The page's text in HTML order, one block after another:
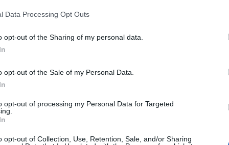
Data Processing Opt Outs
opt-out of the Sharing of my personal data.
opt-out of the Sale of my Personal Data.
opt-out of processing my Personal Data for Targeted
opt-out of Collection, Use, Retention, Sale, and/or Sharing
tudja, az utóbbi egy héten rendkívül nagy teher hárult a
gyanús személytől. Volt olyan egység, amely Budapesttől 100
és egy nap alatt 25 címre mentek ki –...
portfolio.hu hírarchívumához tartozik, melynek olvasása
cikkarchívum